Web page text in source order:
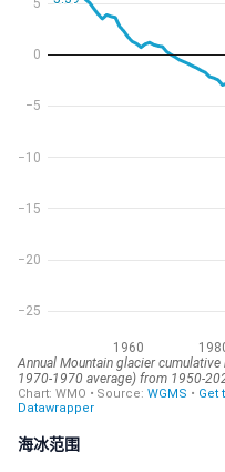
海冰范围